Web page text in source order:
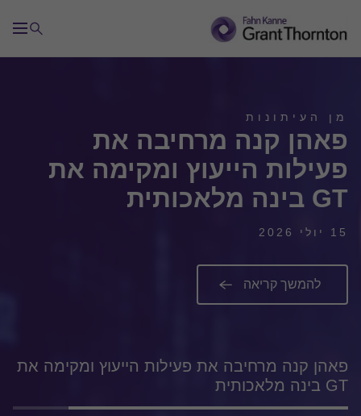
מן העיתונות
פאהן קנה מרחיבה את
פעילות הייעוץ ומקימה את
GT בינה מלאכותית
15 יולי 2026
להמשך קריאה
פאהן קנה מרחיבה את פעילות הייעוץ ומקימה את
GT בינה מלאכותית